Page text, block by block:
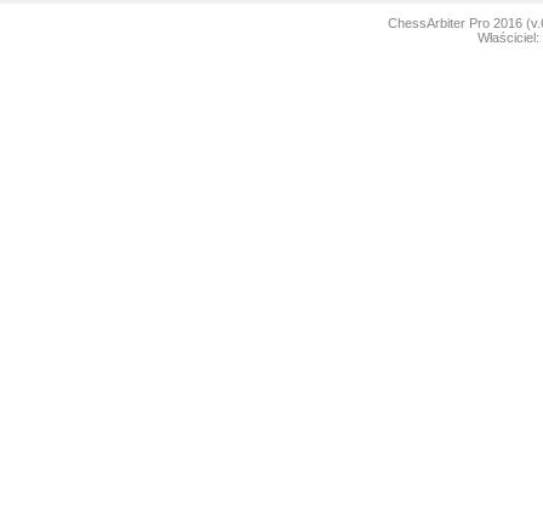
ChessArbiter Pro 2016